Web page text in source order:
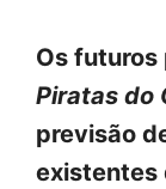
Os futuros
Piratas do
previsão
existentes